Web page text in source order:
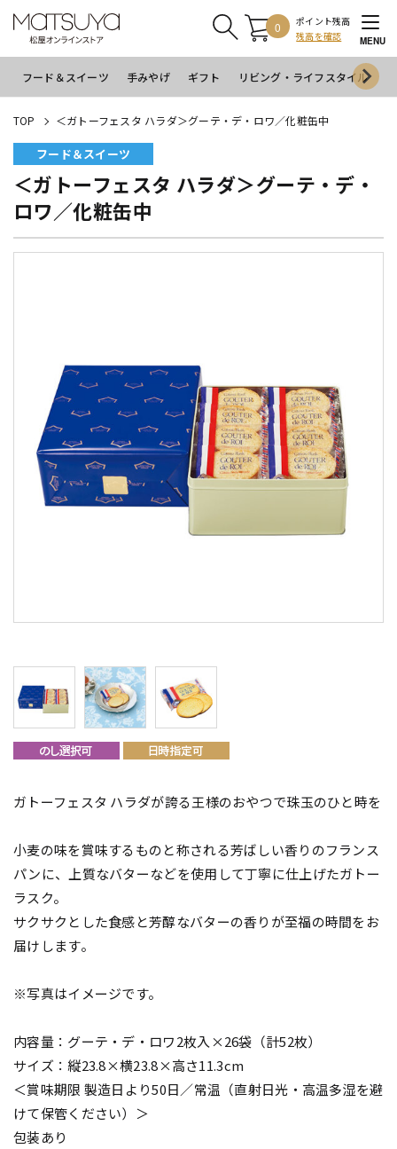
0
ポイント残高
残高を確認
MENU
フード＆スイーツ 手みやげ ギフト リビング・ライフスタイル
TOP ＜ガトーフェスタ ハラダ＞グーテ・デ・ロワ／化粧缶中
フード＆スイーツ
＜ガトーフェスタ ハラダ＞グーテ・デ・
ロワ／化粧缶中
ガトーフェスタ ハラダが誇る王様のおやつで珠玉のひと時を
小麦の味を賞味するものと称される芳ばしい香りのフランス
パンに、上質なバターなどを使用して丁寧に仕上げたガトー
ラスク。
サクサクとした食感と芳醇なバターの香りが至福の時間をお
届けします。
※写真はイメージです。
内容量：グーテ・デ・ロワ2枚入×26袋（計52枚）
サイズ：縦23.8×横23.8×高さ11.3cm
＜賞味期限 製造日より50日／常温（直射日光・高温多湿を避
けて保管ください）＞
包装あり